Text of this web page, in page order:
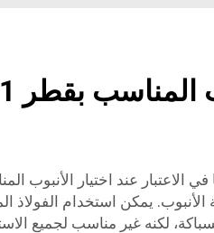
الاعتبار عند اختيار الأنبوب
الأنبوب. يمكن استخدام الفولاذ
لكنه غير مناسب لجميع